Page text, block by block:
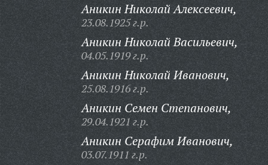
Аникин Николай Алексеевич,
23.08.1925 г.р.
Аникин Николай Васильевич,
04.05.1919 г.р.
Аникин Николай Иванович,
25.08.1916 г.р.
Аникин Семен Степанович,
29.04.1921 г.р.
Аникин Серафим Иванович,
03.07.1911 г.р.